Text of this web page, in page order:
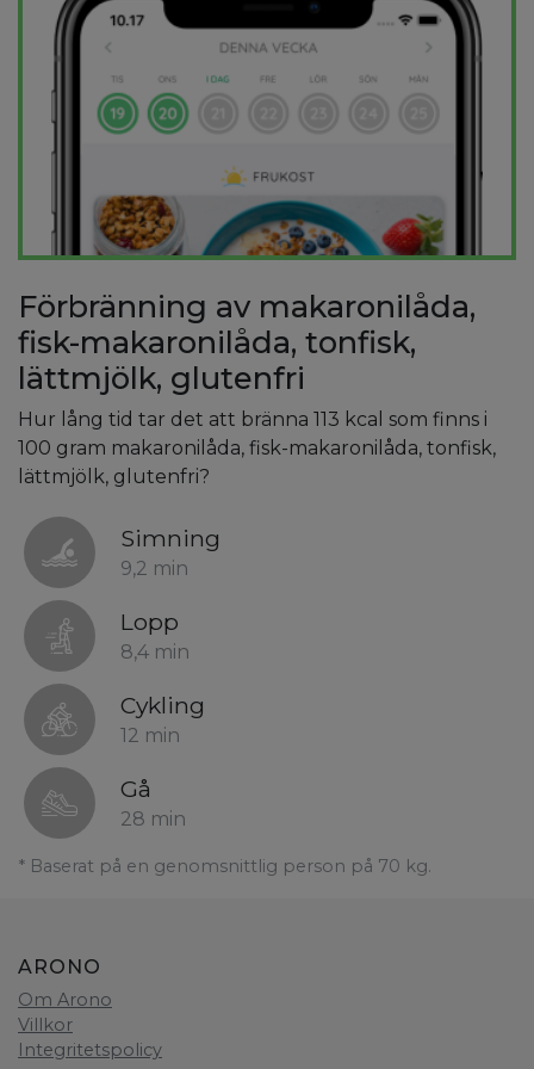
Förbränning av makaronilåda,
fisk-makaronilåda, tonfisk,
lättmjölk, glutenfri
Hur lång tid tar det att bränna 113 kcal som finns i
100 gram makaronilåda, fisk-makaronilåda, tonfisk,
lättmjölk, glutenfri?
Simning
9,2 min
Lopp
8,4 min
Cykling
12 min
Gå
28 min
* Baserat på en genomsnittlig person på 70 kg.
ARONO
Om Arono
Villkor
Integritetspolicy